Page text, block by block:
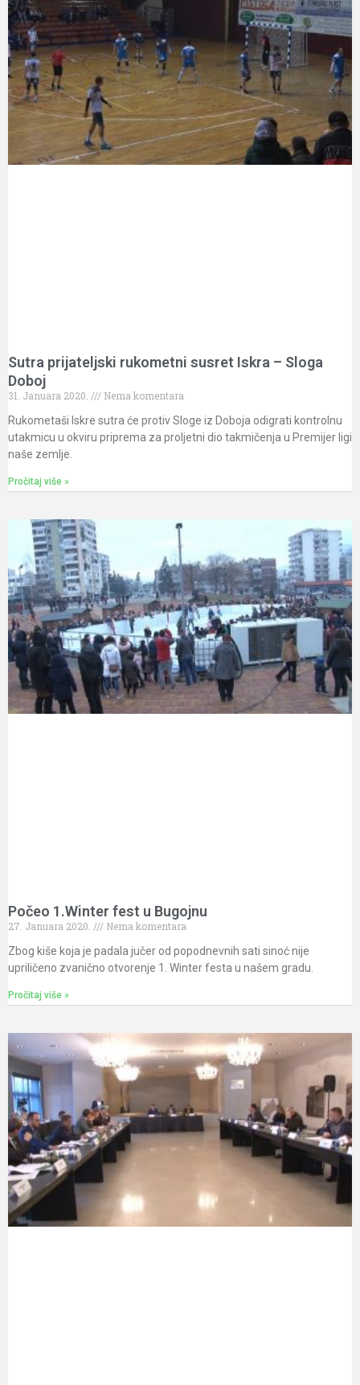
Sutra prijateljski rukometni susret Iskra – Sloga
Doboj
31. Januara 2020.
Nema komentara
Rukometaši Iskre sutra će protiv Sloge iz Doboja odigrati kontrolnu
utakmicu u okviru priprema za proljetni dio takmičenja u Premijer ligi
naše zemlje.
Pročitaj više »
Počeo 1.Winter fest u Bugojnu
27. Januara 2020.
Nema komentara
Zbog kiše koja je padala jučer od popodnevnih sati sinoć nije
upriličeno zvanično otvorenje 1. Winter festa u našem gradu.
Pročitaj više »